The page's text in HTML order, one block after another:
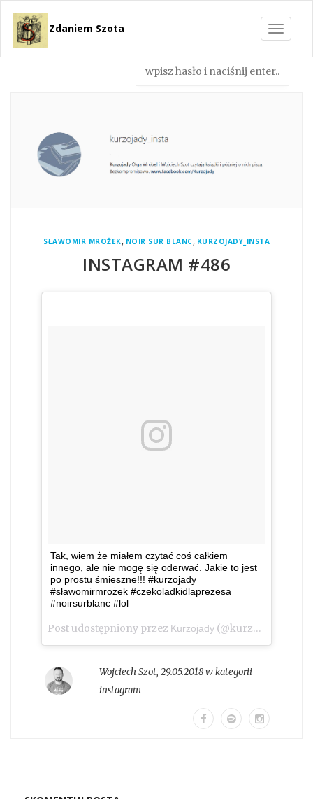
Toggle
Zdaniem Szota
SŁAWOMIR MROŻEK, NOIR SUR BLANC, KURZOJADY_INSTA
INSTAGRAM #486
Tak, wiem że miałem czytać coś całkiem
innego, ale nie mogę się oderwać. Jakie to jest
po prostu śmieszne!!! #kurzojady
#sławomirmrożek #czekoladkidlaprezesa
#noirsurblanc #lol
Post udostępniony przez Kurzojady (@kurzojady_insta)
Wojciech Szot, 29.05.2018 w kategorii
instagram